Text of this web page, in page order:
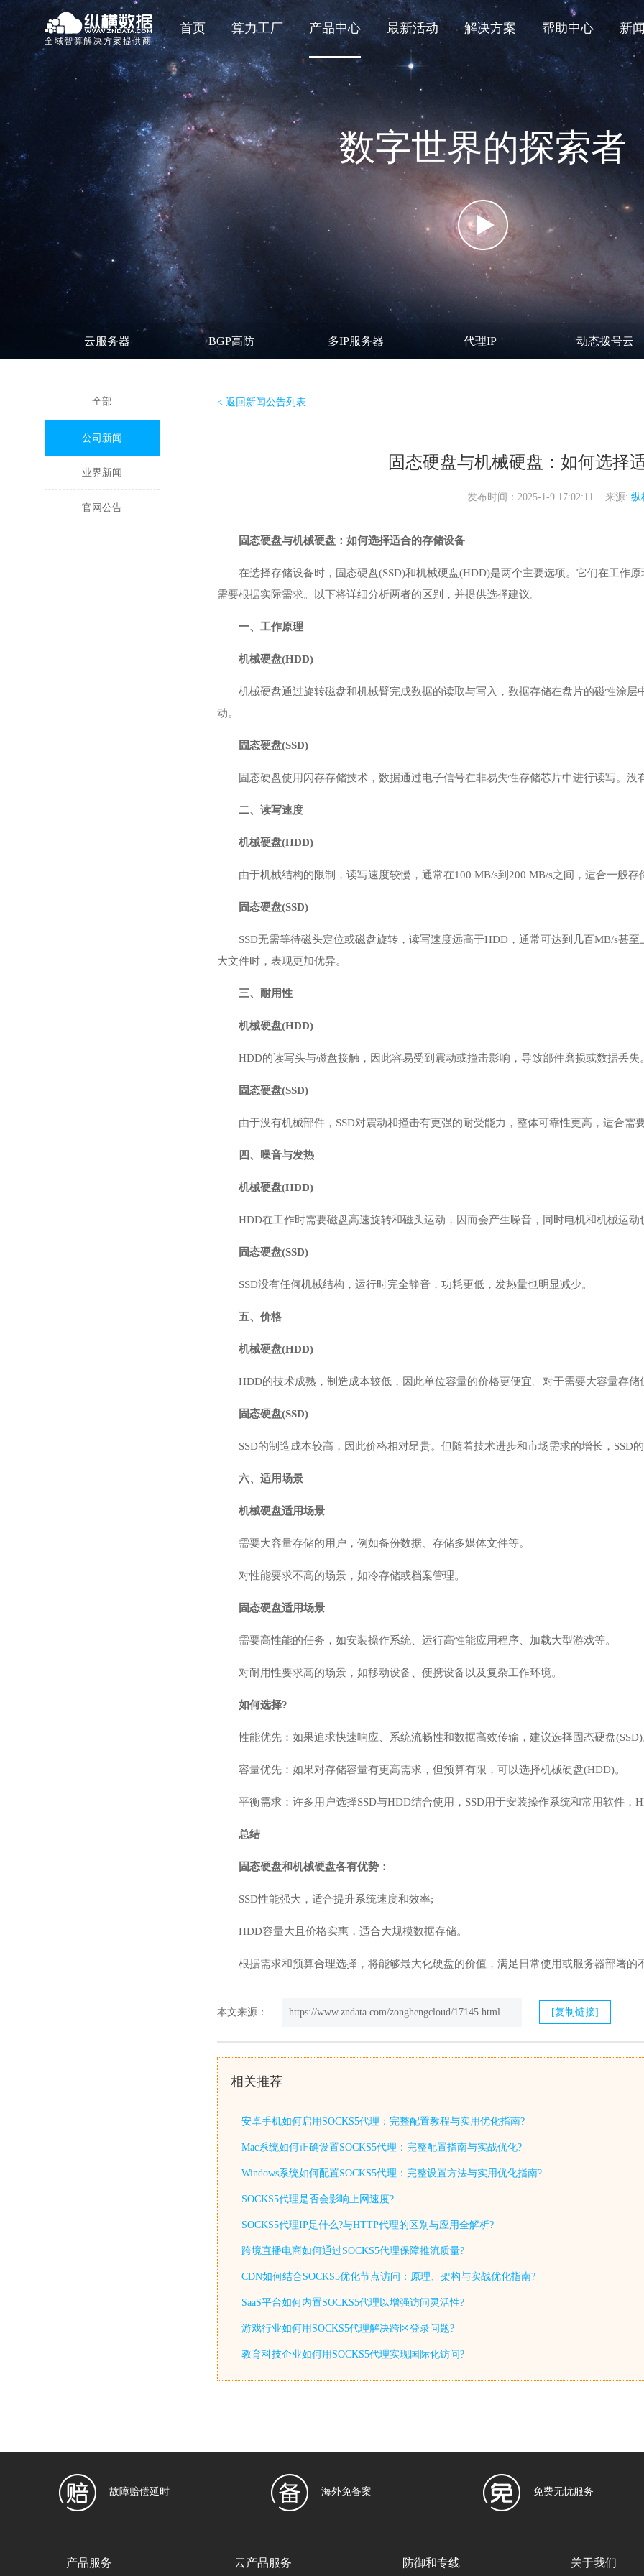
全域智算解决方案提供商
首页 算力工厂 产品中心 最新活动 解决方案 帮助中心 新
数字世界的探索者
云服务器 BGP高防 多IP服务器 代理IP 动态拨号云
全部
公司新闻
业界新闻
官网公告
< 返回新闻公告列表
固态硬盘与机械硬盘：如何选择
发布时间：2025-1-9 17:02:11 来源: 纵
固态硬盘与机械硬盘：如何选择适合的存储设备
在选择存储设备时，固态硬盘(SSD)和机械硬盘(HDD)是两个主要选项。它们在工作
需要根据实际需求。以下将详细分析两者的区别，并提供选择建议。
一、工作原理
机械硬盘(HDD)
机械硬盘通过旋转磁盘和机械臂完成数据的读取与写入，数据存储在盘片的磁性涂
动。
固态硬盘(SSD)
固态硬盘使用闪存存储技术，数据通过电子信号在非易失性存储芯片中进行读写。没
二、读写速度
机械硬盘(HDD)
由于机械结构的限制，读写速度较慢，通常在100 MB/s到200 MB/s之间，适合一般存
固态硬盘(SSD)
SSD无需等待磁头定位或磁盘旋转，读写速度远高于HDD，通常可达到几百MB/s甚
大文件时，表现更加优异。
三、耐用性
机械硬盘(HDD)
HDD的读写头与磁盘接触，因此容易受到震动或撞击影响，导致部件磨损或数据丢失。
固态硬盘(SSD)
由于没有机械部件，SSD对震动和撞击有更强的耐受能力，整体可靠性更高，适合需
四、噪音与发热
机械硬盘(HDD)
HDD在工作时需要磁盘高速旋转和磁头运动，因而会产生噪音，同时电机和机械运动
固态硬盘(SSD)
SSD没有任何机械结构，运行时完全静音，功耗更低，发热量也明显减少。
五、价格
机械硬盘(HDD)
HDD的技术成熟，制造成本较低，因此单位容量的价格更便宜。对于需要大容量存储
固态硬盘(SSD)
SSD的制造成本较高，因此价格相对昂贵。但随着技术进步和市场需求的增长，SSD
六、适用场景
机械硬盘适用场景
需要大容量存储的用户，例如备份数据、存储多媒体文件等。
对性能要求不高的场景，如冷存储或档案管理。
固态硬盘适用场景
需要高性能的任务，如安装操作系统、运行高性能应用程序、加载大型游戏等。
对耐用性要求高的场景，如移动设备、便携设备以及复杂工作环境。
如何选择?
性能优先：如果追求快速响应、系统流畅性和数据高效传输，建议选择固态硬盘(SSD)
容量优先：如果对存储容量有更高需求，但预算有限，可以选择机械硬盘(HDD)。
平衡需求：许多用户选择SSD与HDD结合使用，SSD用于安装操作系统和常用软件，
总结
固态硬盘和机械硬盘各有优势：
SSD性能强大，适合提升系统速度和效率;
HDD容量大且价格实惠，适合大规模数据存储。
根据需求和预算合理选择，将能够最大化硬盘的价值，满足日常使用或服务器部署的
本文来源： https://www.zndata.com/zonghengcloud/17145.html [复制链接]
相关推荐
安卓手机如何启用SOCKS5代理：完整配置教程与实用优化指南?
Mac系统如何正确设置SOCKS5代理：完整配置指南与实战优化?
Windows系统如何配置SOCKS5代理：完整设置方法与实用优化指南?
SOCKS5代理是否会影响上网速度?
SOCKS5代理IP是什么?与HTTP代理的区别与应用全解析?
跨境直播电商如何通过SOCKS5代理保障推流质量?
CDN如何结合SOCKS5优化节点访问：原理、架构与实战优化指南?
SaaS平台如何内置SOCKS5代理以增强访问灵活性?
游戏行业如何用SOCKS5代理解决跨区登录问题?
教育科技企业如何用SOCKS5代理实现国际化访问?
故障赔偿延时 海外免备案 免费无忧服务
产品服务 云产品服务 防御和专线 关于我们